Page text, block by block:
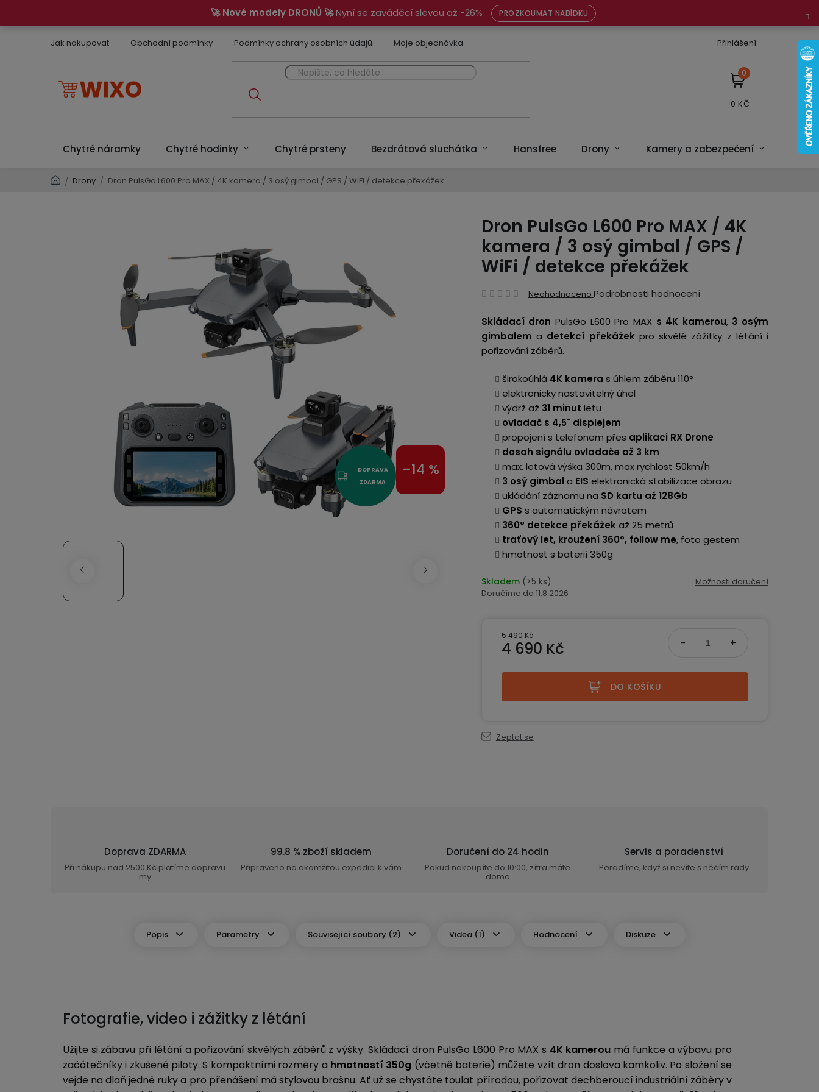
🚀 Nové modely DRONŮ 🚀Nyní se zaváděcí slevou až -26% PROZKOUMAT NABÍDKU
Jak nakupovat Obchodní podmínky Podmínky ochrany osobních údajů Moje objednávka Přihlášení
NÁKUPNÍ
KOŠÍK
Chytré náramky Chytré hodinky Chytré prsteny Bezdrátová sluchátka Hansfree Drony Kamery a zabezpečení
Domů
/ Drony / Dron PulsGo L600 Pro MAX / 4K kamera / 3 osý gimbal / GPS / WiFi / detekce překážek
Dron PulsGo L600 Pro MAX / 4K
kamera / 3 osý gimbal / GPS /
WiFi / detekce překážek
Průměrné
produktu
je
0,0
5
hvězdiček.
Neohodnoceno Podrobnosti hodnocení
Skládací dron PulsGo L600 Pro MAX s 4K kamerou, 3 osým
gimbalem a detekcí překážekpro skvělé zážitky z létání i
pořizování záběrů.
širokoúhlá 4K kamera s úhlem záběru 110°
elektronicky nastavitelný úhel
výdrž až 31 minut letu
ovladač s 4,5" displejem
propojení s telefonem přes aplikaci RX Drone
dosah signálu ovladače až 3 km
max. letová výška 300m, max rychlost 50km/h
3 osý gimbal a EIS elektronická stabilizace obrazu
ukládání záznamu na SD kartu až 128Gb
GPS s automatickým návratem
360° detekce překážekaž 25 metrů
traťový let, kroužení 360°, follow me, foto gestem
hmotnost s baterií 350g
Skladem (>5 ks)
11.8.2026
Možnosti doručení
5 490 Kč
4 690 Kč
DO KOŠÍKU
Zeptat se
DOPRAVA
ZDARMA
–14 %
Doprava ZDARMA
Při nákupu nad 2500 Kč platíme dopravu
my
99.8 % zboží skladem
Připraveno na okamžitou expedici k vám
Doručení do 24 hodin
Pokud nakoupíte do 10:00, zítra máte
doma
Servis a poradenství
Poradíme, když si nevíte s něčím rady
Popis Parametry Související soubory (2) Videa (1) Hodnocení Diskuze
Fotografie, video i zážitky z létání
Užijte si zábavu při létání a pořizování skvělých záběrů z výšky. Skládací dron PulsGo L600 Pro MAX s 4K kamerou má funkce a výbavu pro
začátečníky i zkušené piloty. S kompaktními rozměry a hmotností 350g (včetně baterie) můžete vzít dron doslova kamkoliv. Po složení se
vejde na dlaň jedné ruky a pro přenášení má stylovou brašnu. Ať už se chystáte toulat přírodou, pořizovat dechberoucí industriální záběry v